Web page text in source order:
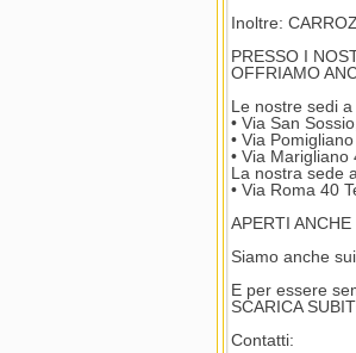
Inoltre:
PRESSO I
OFFRIAMO
Le nostre sedi
• Via San
• Via
• Via Marigliano
La nostra sede
• Via Roma 40
APERTI
Siamo anche
E per essere
SCARICA
Contatti: